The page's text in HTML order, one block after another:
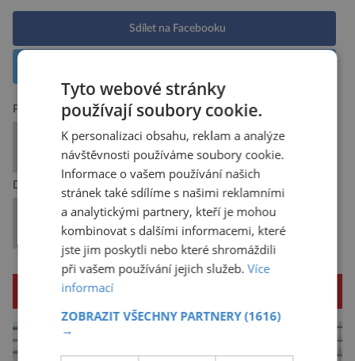
Sdílet na Facebooku
Předchozí článek
Asteroid, který vyhubil dinosaury, měl
překvapivý vliv na život mlžů
Další článek
Tělesný pach podceňujeme. Průzkum odhalil, jak
Češi (ne)řeší osobní vůni
SOUVISEJÍCÍ ČLÁNKY
Tyto webové stránky
používají soubory cookie.
K personalizaci obsahu, reklam a analýze
návštěvnosti používáme soubory cookie.
Informace o vašem používání našich
stránek také sdílíme s našimi reklamními
a analytickými partnery, kteří je mohou
kombinovat s dalšími informacemi, které
jste jim poskytli nebo které shromáždili
při vašem používání jejich služeb.Více
informací
ZOBRAZIT VŠECHNY PARTNERY(1616)
→